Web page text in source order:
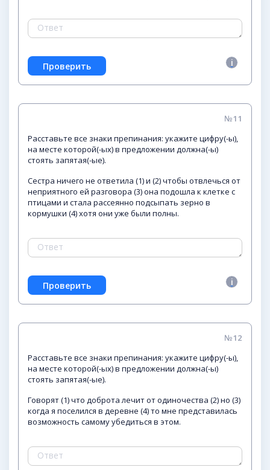
№11
Расставьте все знаки препинания: укажите цифру(-ы),
на месте которой(-ых) в предложении должна(-ы)
стоять запятая(-ые).
Сестра ничего не ответила (1) и (2) чтобы отвлечься от
неприятного ей разговора (3) она подошла к клетке с
птицами и стала рассеянно подсыпать зерно в
кормушки (4) хотя они уже были полны.
№12
Расставьте все знаки препинания: укажите цифру(-ы),
на месте которой(-ых) в предложении должна(-ы)
стоять запятая(-ые).
Говорят (1) что доброта лечит от одиночества (2) но (3)
когда я поселился в деревне (4) то мне представилась
возможность самому убедиться в этом.